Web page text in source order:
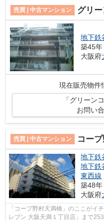
売買 | 中古マンション グリ
地下鉄
築45
大阪府
現在販売物件
「グリーン
お問い
売買 | 中古マンション コー
地下鉄
地下鉄
東西線
築48
大阪府
「コープ野村天満橋」のここがイ
レブン 大阪天満１丁目店」まで